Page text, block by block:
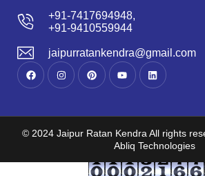
+91-7417694948,
+91-9410559944
jaipurratankendra@gmail.com
© 2024 Jaipur Ratan Kendra All rights
Abliq Technologies